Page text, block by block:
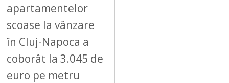
apartamentelor
scoase la vânzare
în Cluj-Napoca a
coborât la 3.045 de
euro pe metru